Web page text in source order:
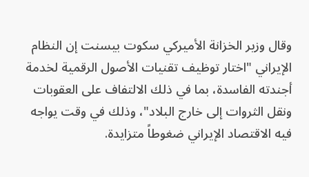
وقال وزير الخزانة الأميركي سكوت بيسنت إن النظام
الإيراني "اختار توظيف تقنيات الأصول الرقمية لخدمة
أجندته الفاسدة، بما في ذلك الالتفاف على العقوبات
ونقل الثروات إلى خارج البلاد"، وذلك في وقت يواجه
فيه الاقتصاد الإيراني ضغوطاً متزايدة.